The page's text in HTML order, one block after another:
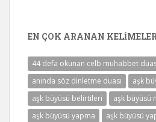
EN ÇOK ARANAN
44 defa okunan celb muhabbet
anında söz dinletme duası
aşk
aşk büyüsü belirtileri
aşk büyüsü
aşk büyüsü yapma
aşk büyüsü